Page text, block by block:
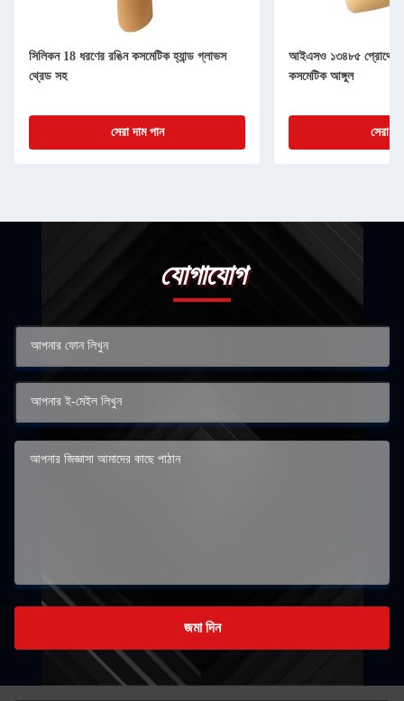
সিলিকন 18 ধরণের রঙিন কসমেটিক হ্যান্ড গ্লাভস
থ্রেড সহ
সেরা দাম পান
আইএসও ১৩৪৮৫
কসমেটিক আঙ্গুল
সেরা
যোগাযোগ
জমা দিন